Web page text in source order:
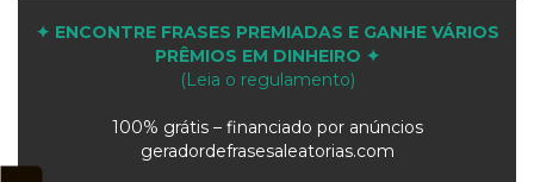
✦ ENCONTRE FRASES PREMIADAS E GANHE VÁRIOS
PRÊMIOS EM DINHEIRO ✦
(Leia o regulamento)
100% grátis – financiado por anúncios
geradordefrasesaleatorias.com